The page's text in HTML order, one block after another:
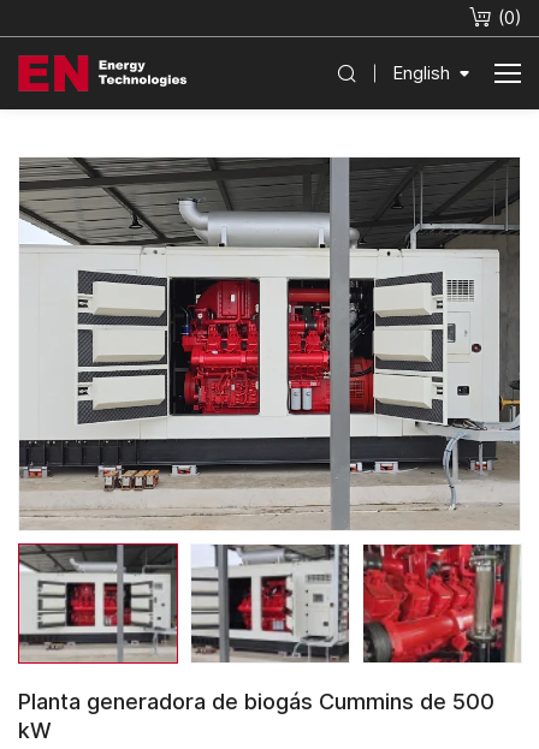
(0)
English
Planta generadora de biogás Cummins de 500
kW